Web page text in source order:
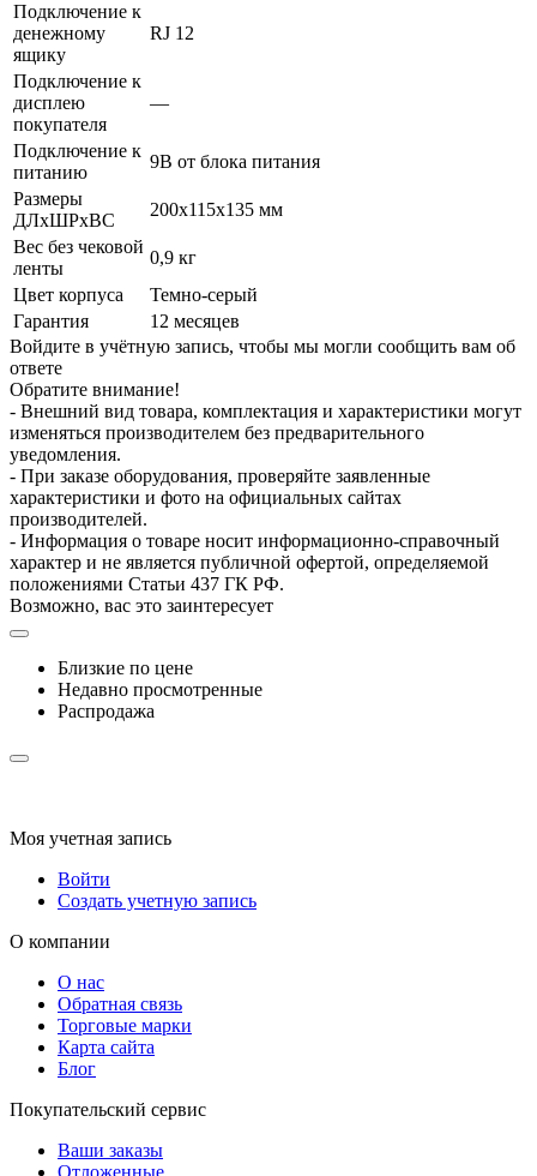
Подключение к
денежному
ящику
RJ 12
Подключение к
дисплею
покупателя
—
Подключение к
питанию
9В от блока питания
Размеры
ДЛхШРхВС
200х115х135 мм
Вес без чековой
ленты
0,9 кг
Цвет корпуса
Темно-серый
Гарантия
12 месяцев
Войдите в учётную запись, чтобы мы могли сообщить вам об
ответе
Обратите внимание!
- Внешний вид товара, комплектация и характеристики могут
изменяться производителем без предварительного
уведомления.
- При заказе оборудования, проверяйте заявленные
характеристики и фото на официальных сайтах
производителей.
- Информация о товаре носит информационно-справочный
характер и не является публичной офертой, определяемой
положениями Статьи 437 ГК РФ.
Возможно, вас это заинтересует
Близкие по цене
Недавно просмотренные
Распродажа
Моя учетная запись
Войти
Создать учетную запись
О компании
О нас
Обратная связь
Торговые марки
Карта сайта
Блог
Покупательский сервис
Ваши заказы